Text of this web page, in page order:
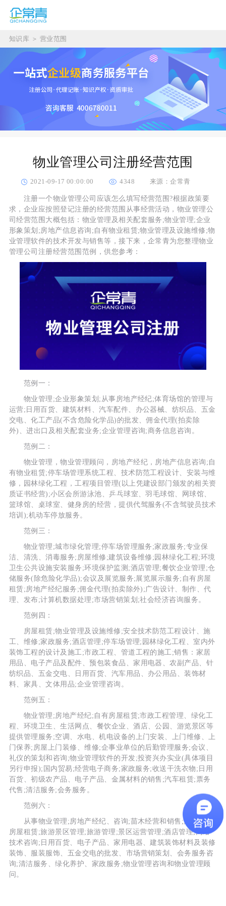
知识库 ＞ 营业范围
物业管理公司注册经营范围
2021-09-17 00:00:00 4348 来源：企常青
注册一个物业管理公司应该怎么填写经营范围?根据政策要
求，企业应按照登记注册的经营范围从事经营活动，物业管理公
司经营范围大概包括：物业管理及相关配套服务;物业管理;企业
形象策划;房地产信息咨询;自有物业租赁;物业管理及设施维修;物
业管理软件的技术开发与销售等，接下来，企常青为您整理物业
管理公司注册经营范围范例，供您参考：
范例一：
物业管理;企业形象策划;从事房地产经纪;体育场馆的管理与
运营;日用百货、建筑材料、汽车配件、办公器械、纺织品、五金
交电、化工产品(不含危险化学品)的批发、佣金代理(拍卖除
外)、进出口及相关配套业务;企业管理咨询;商务信息咨询。
范例二：
物业管理，物业管理顾问，房地产经纪，房地产信息咨询;自
有物业租赁;停车场管理系统工程、技术防范工程设计、安装与维
修，园林绿化工程，工程项目管理(以上凭建设部门颁发的相关资
质证书经营);小区会所游泳池、乒乓球室、羽毛球馆、网球馆、
篮球馆、桌球室、健身房的经营，提供代驾服务(不含驾驶员技术
培训);机动车停放服务。
范例三：
物业管理;城市绿化管理;停车场管理服务;家政服务;专业保
洁、清洗、消毒服务;房屋维修;建筑设备维修;园林绿化工程;环境
卫生公共设施安装服务;环境保护监测;酒店管理;餐饮企业管理;仓
储服务(除危险化学品);会议及展览服务;展览展示服务;自有房屋
租赁;房地产经纪服务;佣金代理(拍卖除外);广告设计、制作、代
理、发布;计算机数据处理;市场营销策划;社会经济咨询服务。
范例四：
房屋租赁;物业管理及设施维修;安全技术防范工程设计、施
工、维修;家政服务;酒店管理;停车场管理;园林绿化工程、室内外
装饰工程的设计及施工;市政工程、管道工程的施工;销售：家居
用品、电子产品及配件、预包装食品、家用电器、农副产品、针
纺织品、五金交电、日用百货、汽车用品、办公用品、装饰材
料、家具、文体用品;企业管理咨询。
范例五：
物业管理;房地产经纪;自有房屋租赁;市政工程管理、绿化工
程、环境卫生、生活网点、餐饮企业、酒店、公园、游览景区等
提供管理服务;空调、水电、机电设备的上门安装、上门维修、上
门保养;房屋上门装修、维修;企事业单位的后勤管理服务;会议、
礼仪的策划和咨询;物业管理软件的开发;投资兴办实业(具体项目
另行申报);国内贸易;经营电子商务;家政服务;收送干洗衣物;日用
百货、初级农产品、电子产品、金属材料的销售;汽车租赁;票务
代售;清洁服务;会务服务。
范例六：
从事物业管理;房地产经纪、咨询;苗木经营和销售;票务代理;
房屋租赁;旅游景区管理;旅游管理;景区运营管理;酒店管理;网络
技术咨询;日用百货、电子产品、家用电器、建筑装饰材料及装修
装饰、服装服饰、五金交电的批发、市场营销策划、会务服务咨
询;清洁服务、绿化养护、家政服务;物业管理咨询和物业管理顾
问。